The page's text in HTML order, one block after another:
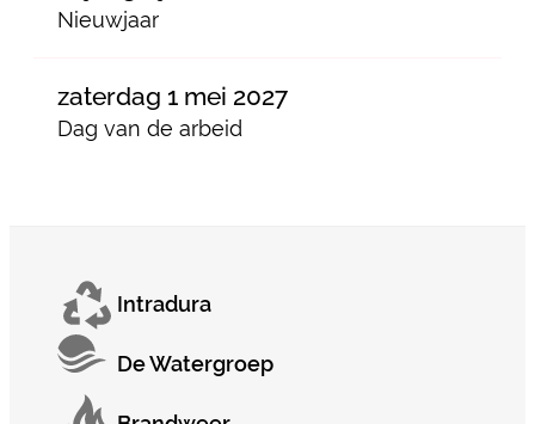
Nieuwjaar
zaterdag 1 mei 2027
Dag van de arbeid
Intradura
De Watergroep